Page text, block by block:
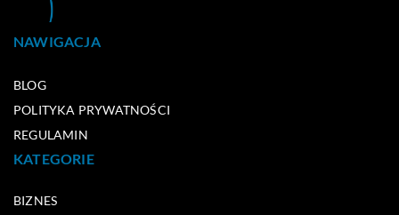
NAWIGACJA
BLOG
POLITYKA PRYWATNOŚCI
REGULAMIN
KATEGORIE
BIZNES